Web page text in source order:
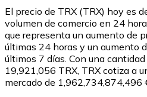
El precio de TRX (TRX) hoy es
volumen de comercio en 24
que representa un aumento de
últimas 24 horas y un aumento
últimos 7 días. Con una
19,921,056 TRX, TRX cotiza a
mercado de 1,962,734,874,496